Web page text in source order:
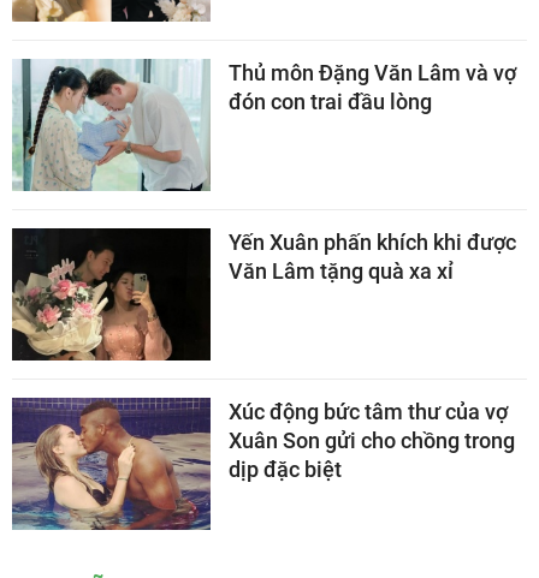
Thủ môn Đặng Văn Lâm và vợ
đón con trai đầu lòng
Yến Xuân phấn khích khi được
Văn Lâm tặng quà xa xỉ
Xúc động bức tâm thư của vợ
Xuân Son gửi cho chồng trong
dịp đặc biệt